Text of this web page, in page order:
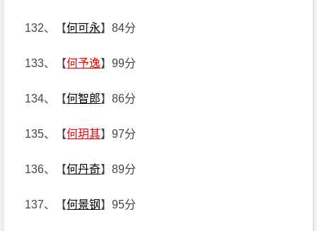
132、【何可永】84分
133、【何予逸】99分
134、【何智郎】86分
135、【何玥其】97分
136、【何丹奇】89分
137、【何景钢】95分